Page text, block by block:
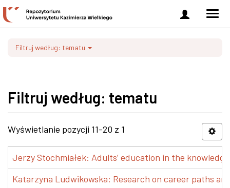
Zaloguj
się
Filtruj według: tematu
Filtruj według: tematu
Wyświetlanie pozycji 11-20 z 1
Jerzy Stochmiałek: Adults’ education in the
Katarzyna Ludwikowska: Research on career paths